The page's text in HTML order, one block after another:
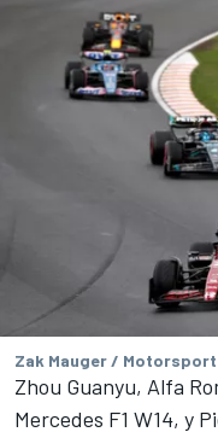
Zak Mauger /
Zhou Guanyu, Alfa
Mercedes F1 W14, y